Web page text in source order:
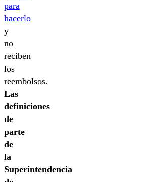
para
hacerlo
y
no
reciben
los
reembolsos.
Las
definiciones
de
parte
de
la
Superintendencia